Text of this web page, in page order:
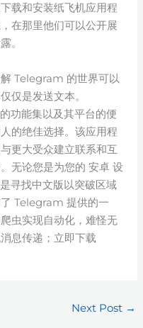
载和安装纸飞机应用程
在那里他们可以公开展
。
Telegram 的世界可以
仅是发送文本。
功能集以及其平台的便
的绝佳选择。该应用程
更大受众建立联系和互
无论您是为您的 安卓 设
寻找中文版以突破区域
Telegram 提供的一
虫实现自动化，难怪无
息传递；立即下载
Next Post →